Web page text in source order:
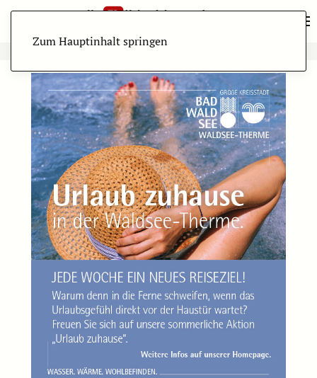
Zum Hauptinhalt springen